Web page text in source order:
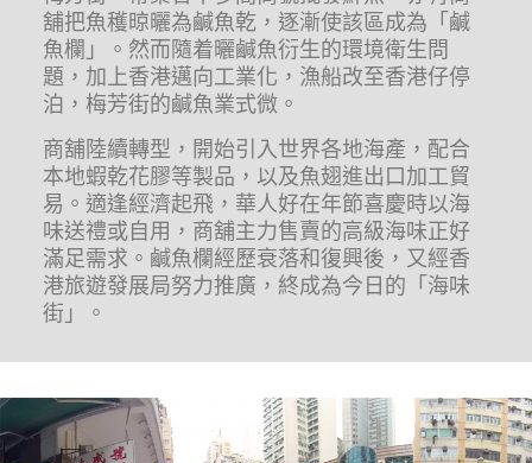
舖把魚穫晾曬為鹹魚乾，逐漸使該區成為「鹹
魚欄」。然而隨着曬鹹魚衍生的環境衛生問
題，加上香港邁向工業化，漁船改至香港仔停
泊，梅芳街的鹹魚業式微。
商舖陸續轉型，開始引入世界各地海產，配合
本地蝦乾花膠等製品，以及魚翅進出口加工貿
易。適逢經濟起飛，華人好在年節喜慶時以海
味送禮或自用，商舖主力售賣的高級海味正好
滿足需求。鹹魚欄經歷衰落和復興後，又經香
港旅遊發展局努力推廣，終成為今日的「海味
街」。